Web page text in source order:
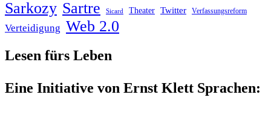
Sarkozy Sartre Sicard Theater Twitter Verfassungsreform
Verteidigung Web 2.0
Lesen fürs Leben
Eine Initiative von Ernst Klett Sprachen: